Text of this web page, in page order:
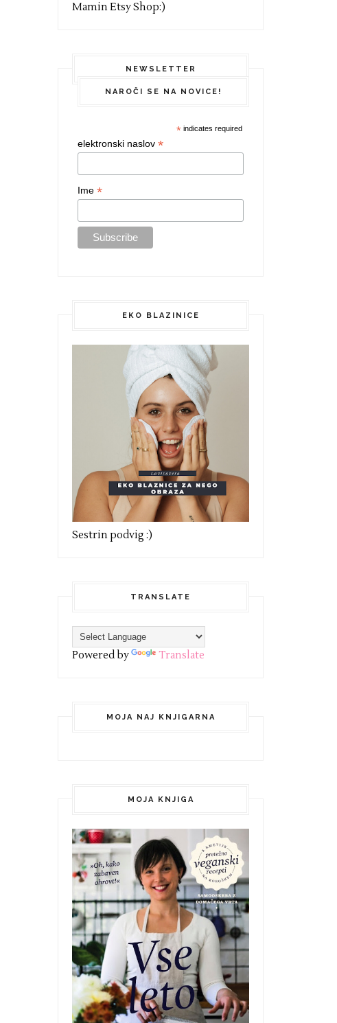
Mamin Etsy Shop:)
NEWSLETTER
NAROČI SE NA NOVICE!
* indicates required
elektronski naslov *
Ime *
EKO BLAZINICE
Sestrin podvig :)
TRANSLATE
Powered by Translate
MOJA NAJ KNJIGARNA
MOJA KNJIGA